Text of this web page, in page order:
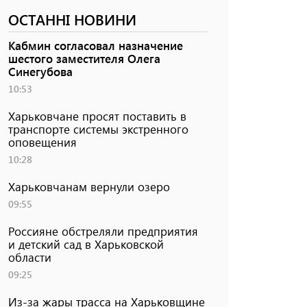
ОСТАННІ НОВИНИ
Кабмин согласовал назначение
шестого заместителя Олега
Синегубова
10:53
Харьковчане просят поставить в
транспорте системы экстренного
оповещения
10:28
Харьковчанам вернули озеро
09:55
Россияне обстреляли предприятия
и детский сад в Харьковской
области
09:25
Из-за жары трасса на Харьковщине